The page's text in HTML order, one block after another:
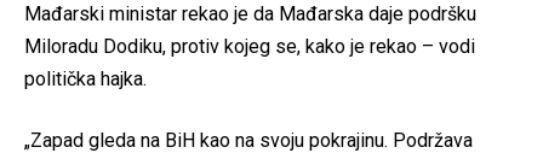
Mađarski ministar rekao je da Mađarska daje podršku
Miloradu Dodiku, protiv kojeg se, kako je rekao – vodi
politička hajka.
„Zapad gleda na BiH kao na svoju pokrajinu. Podržava